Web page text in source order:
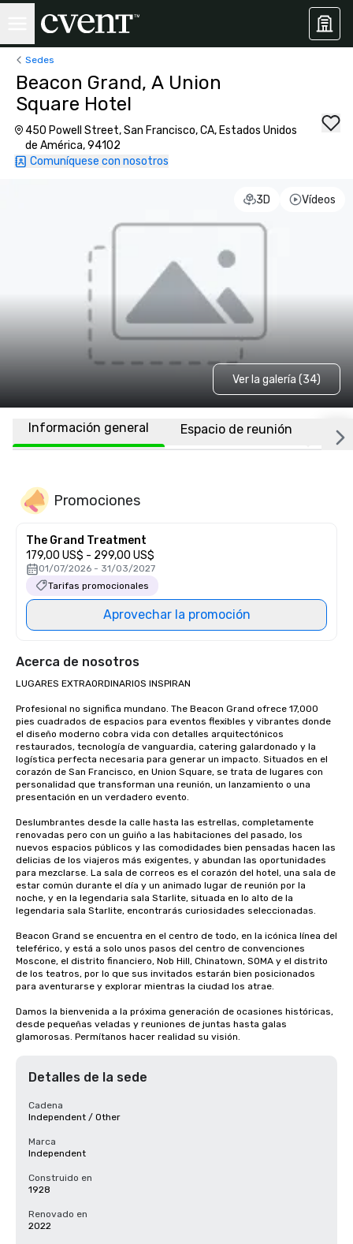
Sedes
Beacon Grand, A Union
Square Hotel
450 Powell Street, San Francisco, CA, Estados Unidos
de América, 94102
Comuníquese con nosotros
3D Vídeos
Ver la galería (34)
Información general Espacio de reunión
Promociones
The Grand Treatment
179,00 US$ - 299,00 US$
01/07/2026 - 31/03/2027
Tarifas promocionales
Aprovechar la promoción
Acerca de nosotros
LUGARES EXTRAORDINARIOS INSPIRAN
Profesional no significa mundano. The Beacon Grand ofrece 17,000
pies cuadrados de espacios para eventos flexibles y vibrantes donde
el diseño moderno cobra vida con detalles arquitectónicos
restaurados, tecnología de vanguardia, catering galardonado y la
logística perfecta necesaria para generar un impacto. Situados en el
corazón de San Francisco, en Union Square, se trata de lugares con
personalidad que transforman una reunión, un lanzamiento o una
presentación en un verdadero evento.
Deslumbrantes desde la calle hasta las estrellas, completamente
renovadas pero con un guiño a las habitaciones del pasado, los
nuevos espacios públicos y las comodidades bien pensadas hacen las
delicias de los viajeros más exigentes, y abundan las oportunidades
para mezclarse. La sala de correos es el corazón del hotel, una sala de
estar común durante el día y un animado lugar de reunión por la
noche, y en la legendaria sala Starlite, situada en lo alto de la
legendaria sala Starlite, encontrarás curiosidades seleccionadas.
Beacon Grand se encuentra en el centro de todo, en la icónica línea del
teleférico, y está a solo unos pasos del centro de convenciones
Moscone, el distrito financiero, Nob Hill, Chinatown, SOMA y el distrito
de los teatros, por lo que sus invitados estarán bien posicionados
para aventurarse y explorar mientras la ciudad los atrae.
Damos la bienvenida a la próxima generación de ocasiones históricas,
desde pequeñas veladas y reuniones de juntas hasta galas
glamorosas. Permítanos hacer realidad su visión.
Detalles de la sede
Cadena
Independent / Other
Marca
Independent
Construido en
1928
Renovado en
2022